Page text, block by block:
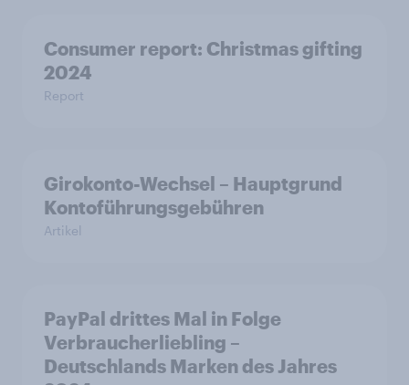
Consumer report: Christmas gifting
2024
Report
Girokonto-Wechsel – Hauptgrund
Kontoführungsgebühren
Artikel
PayPal drittes Mal in Folge
Verbraucherliebling –
Deutschlands Marken des Jahres